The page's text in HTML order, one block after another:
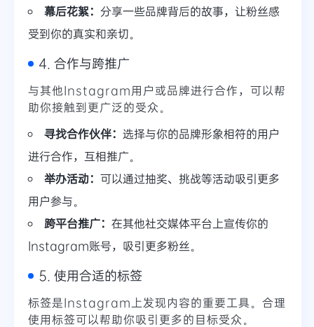
幕后花絮： 分享一些品牌背后的故事，让粉丝感
受到你的真实和亲切。
4. 合作与跨推广
与其他Instagram用户或品牌进行合作，可以帮
助你接触到更广泛的受众。
寻找合作伙伴： 选择与你的品牌形象相符的用户
进行合作，互相推广。
举办活动： 可以通过抽奖、挑战等活动吸引更多
用户参与。
跨平台推广： 在其他社交媒体平台上宣传你的
Instagram账号，吸引更多粉丝。
5. 使用合适的标签
标签是Instagram上发现内容的重要工具。合理
使用标签可以帮助你吸引更多的目标受众。